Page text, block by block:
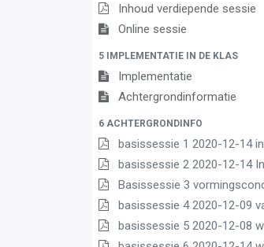
Inhoud verdiepende sessie
Online sessie
5 IMPLEMENTATIE IN DE KLAS
Implementatie
Achtergrondinformatie
6 ACHTERGRONDINFO
basissessie 1 2020-12-14 intro (2) (2)
basissessie 2 2020-12-14 Inhoud en opbouw (2)
Basissessie 3
basissessie 4 2020-12-09 van matrix nr leerplannen pdf
basissessie 5 2020-12-08 wat we borgen pdf